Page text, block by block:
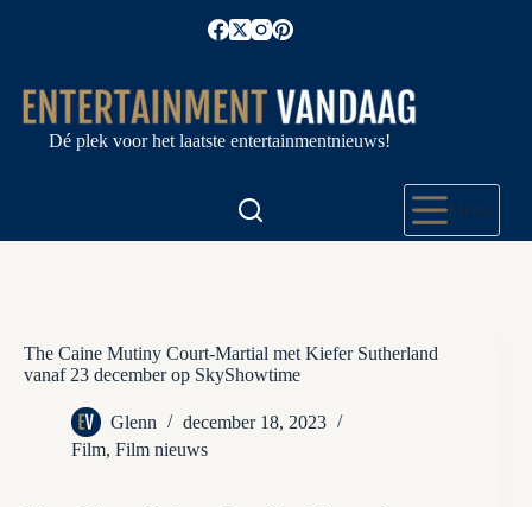
Dé plek voor het laatste entertainmentnieuws!
Menu
The Caine Mutiny Court-Martial met Kiefer Sutherland
vanaf 23 december op SkyShowtime
Glenn
december 18, 2023
Film, Film nieuws